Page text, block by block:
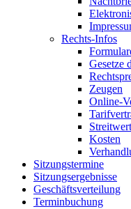
Rechts-Infos
Gesetze
Zeugen
Online-
Kosten
Sitzungstermine
Sitzungsergebnisse
Geschäftsverteilung
Terminbuchung